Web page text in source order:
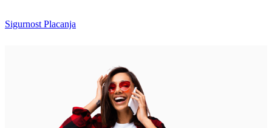
Sigurnost Placanja